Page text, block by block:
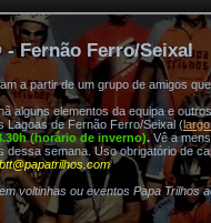
Fernão Ferro/Seixal
a partir de um grupo de amigos
alguns elementos da equipa e
Lagoas de Fernão Ferro/Seixal (
(horário de inverno).Vê a
dessa semana. Uso obrigatório de
voltinhas ou eventos Papa Trilhos